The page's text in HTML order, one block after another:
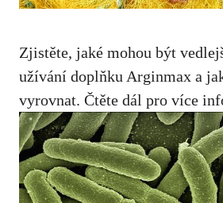
Zjistěte, jaké mohou být
užívání doplňku Arginmax a
vyrovnat. Čtěte dál pro více